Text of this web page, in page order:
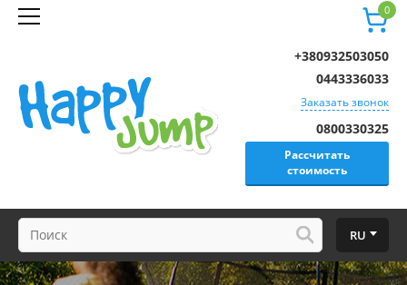
0
0800330325
Рассчитать
стоимость
+380932503050
0443336033
Заказать звонок
RU